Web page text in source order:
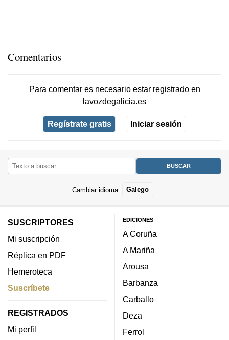
Comentarios
Para comentar es necesario estar registradoen
lavozdegalicia.es
Regístrate gratis Iniciar sesión
Cambiar idioma: Galego
SUSCRIPTORES
Mi suscripción
Réplica en PDF
Hemeroteca
Suscríbete
REGISTRADOS
Mi perfil
EDICIONES
A Coruña
A Mariña
Arousa
Barbanza
Carballo
Deza
Ferrol